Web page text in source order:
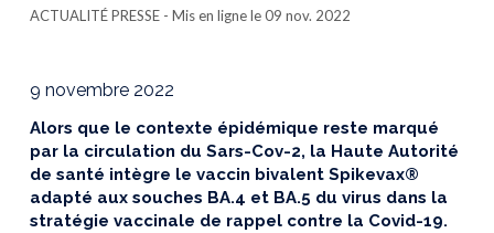
ACTUALITÉ PRESSE - Mis en ligne le 09 nov. 2022
9 novembre 2022
Alors que le contexte épidémique reste marqué
par la circulation du Sars-Cov-2, la Haute Autorité
de santé intègre le vaccin bivalent Spikevax®
adapté aux souches BA.4 et BA.5 du virus dans la
stratégie vaccinale de rappel contre la Covid-19.